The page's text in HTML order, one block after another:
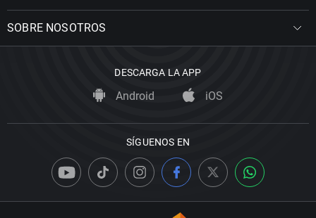
SOBRE NOSOTROS
DESCARGA LA APP
Android iOS
SÍGUENOS EN